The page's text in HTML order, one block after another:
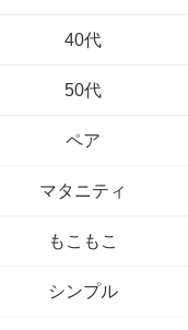
40代
50代
ペア
マタニティ
もこもこ
シンプル